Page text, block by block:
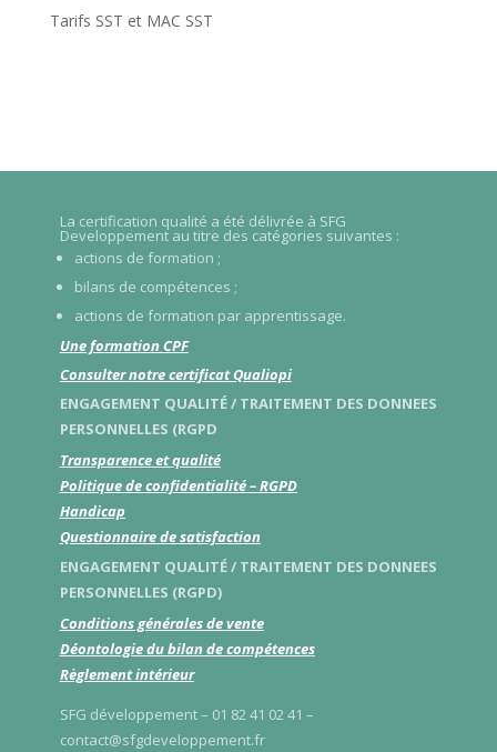
Tarifs SST et MAC SST
La certification qualité a été délivrée à SFG
Developpement au titre des catégories suivantes :
actions de formation ;
bilans de compétences ;
actions de formation par apprentissage.
Une formation CPF
Consulter notre certificat Qualiopi
ENGAGEMENT QUALITÉ / TRAITEMENT DES DONNEES
PERSONNELLES (RGPD
Transparence et qualité
Politique de confidentialité – RGPD
Handicap
Questionnaire de satisfaction
ENGAGEMENT QUALITÉ / TRAITEMENT DES DONNEES
PERSONNELLES (RGPD)
Conditions générales de vente
Déontologie du bilan de compétences
Règlement intérieur
SFG développement – 01 82 41 02 41 –
contact@sfgdeveloppement.fr